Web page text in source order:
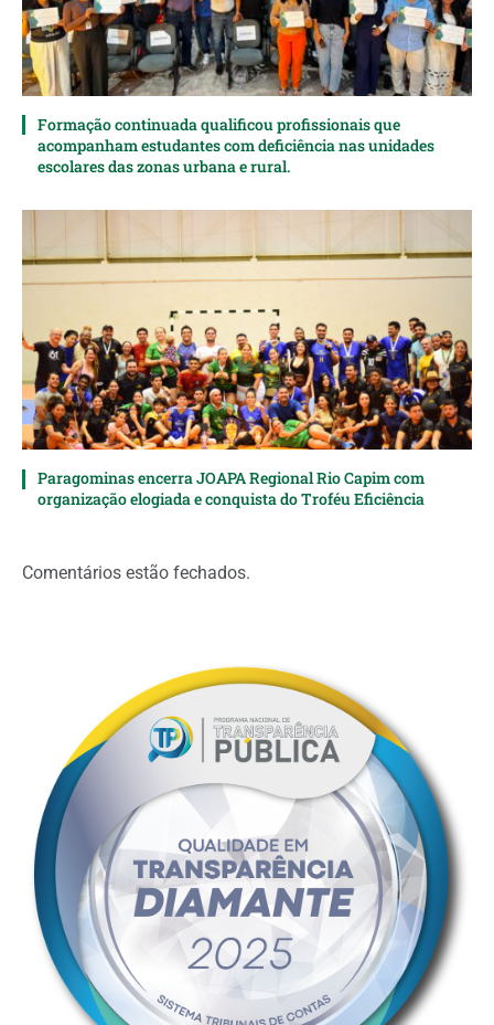
Formação continuada qualificou profissionais que
acompanham estudantes com deficiência nas unidades
escolares das zonas urbana e rural.
Paragominas encerra JOAPA Regional Rio Capim com
organização elogiada e conquista do Troféu Eficiência
Comentários estão fechados.